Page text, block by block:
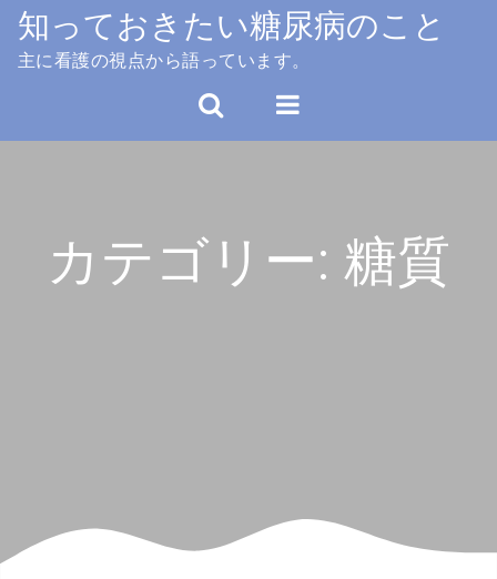
Skip
content
知っておきたい糖尿病のこと
主に看護の視点から語っています。
カテゴリー: 糖質